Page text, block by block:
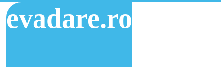
evadare.ro